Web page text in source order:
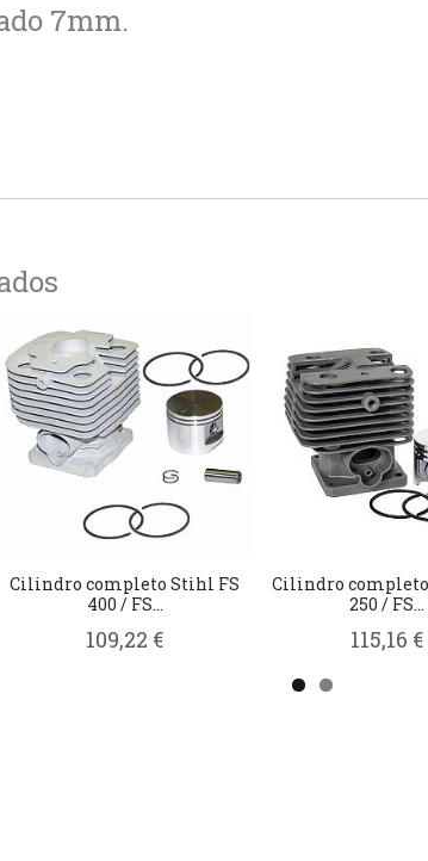
7mm.
Cilindro completo Stihl FS
400 / FS...
109,22 €
Cilindro
250 / FS...
115,16 €